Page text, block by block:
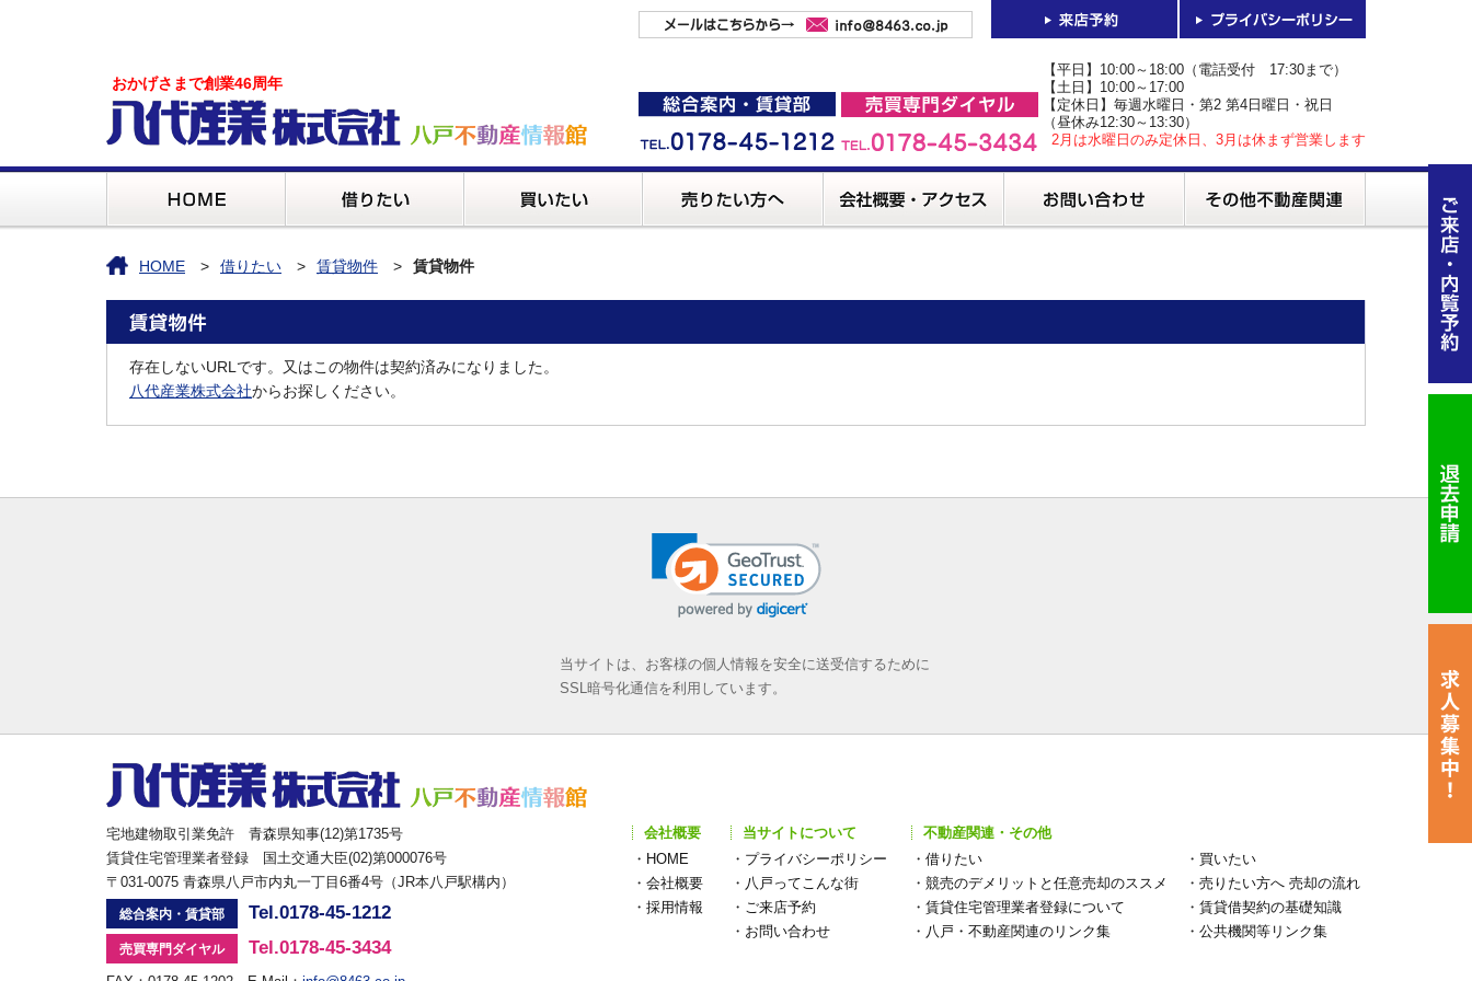
おかげさまで創業46周年
【平日】10:00～18:00（電話受付 17:30まで）
【土日】10:00～17:00
【定休日】毎週水曜日・第2 第4日曜日・祝日
（昼休み12:30～13:30）
2月は水曜日のみ定休日、3月は休まず営業します
HOME 借りたい 賃貸物件 賃貸物件
存在しないURLです。又はこの物件は契約済みになりました。
八代産業株式会社からお探しください。
当サイトは、お客様の個人情報を安全に送受信するために
SSL暗号化通信を利用しています。
宅地建物取引業免許 青森県知事(12)第1735号
賃貸住宅管理業者登録 国土交通大臣(02)第000076号
〒031-0075 青森県八戸市内丸一丁目6番4号（JR本八戸駅構内）
総合案内・賃貸部 Tel.0178-45-1212
売買専門ダイヤル Tel.0178-45-3434
会社概要
・ HOME
・ 会社概要
・ 採用情報
当サイトについて
・ プライバシーポリシー
・ 八戸ってこんな街
・ ご来店予約
・ お問い合わせ
不動産関連・その他
・ 借りたい ・ 買いたい
・ 競売のデメリットと任意売却のススメ ・ 売りたい方へ 売却の流れ
・ 賃貸住宅管理業者登録について ・ 賃貸借契約の基礎知識
・ 八戸・不動産関連のリンク集 ・ 公共機関等リンク集